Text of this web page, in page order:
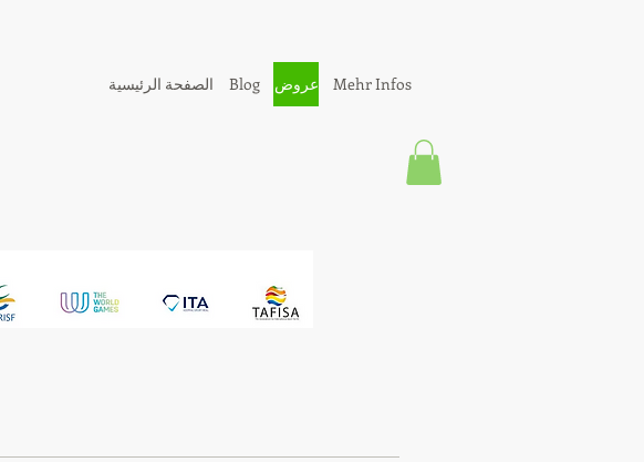
الصفحة الرئيسية Blog عروض Mehr Infos